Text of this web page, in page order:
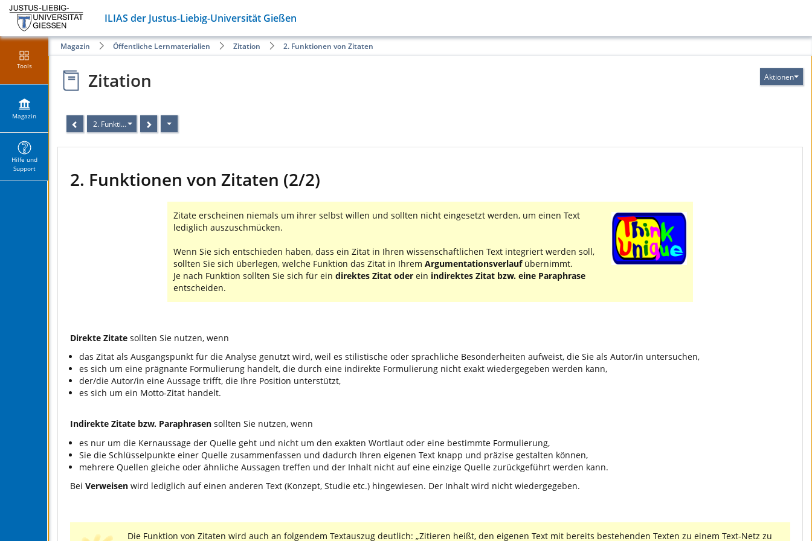
ILIAS der Justus-Liebig-Universität Gießen
Tools
Magazin
Hilfe und
Support
Magazin Öffentliche Lernmaterialien Zitation 2. Funktionen von Zitaten
Aktionen
Zitation
2. Funktionen von Zitaten (2/2)
2. Funktionen von Zitaten (2/2)
Zitate erscheinen niemals um ihrer selbst willen und sollten nicht eingesetzt werden, um einen Text
lediglich auszuschmücken.
Wenn Sie sich entschieden haben, dass ein Zitat in Ihren wissenschaftlichen Text integriert werden soll,
sollten Sie sich überlegen, welche Funktion das Zitat in Ihrem Argumentationsverlaufübernimmt.
Je nach Funktion sollten Sie sich für ein direktes Zitat oder ein indirektes Zitat bzw. eine Paraphrase
entscheiden.
Direkte Zitate sollten Sie nutzen, wenn
das Zitat als Ausgangspunkt für die Analyse genutzt wird, weil es stilistische oder sprachliche Besonderheiten aufweist, die Sie als Autor/in untersuchen,
es sich um eine prägnante Formulierung handelt, die durch eine indirekte Formulierung nicht exakt wiedergegeben werden kann,
der/die Autor/in eine Aussage trifft, die Ihre Position unterstützt,
es sich um ein Motto-Zitat handelt.
Indirekte Zitate bzw. Paraphrasen sollten Sie nutzen, wenn
es nur um die Kernaussage der Quelle geht und nicht um den exakten Wortlaut oder eine bestimmte Formulierung,
Sie die Schlüsselpunkte einer Quelle zusammenfassen und dadurch Ihren eigenen Text knapp und präzise gestalten können,
mehrere Quellen gleiche oder ähnliche Aussagen treffen und der Inhalt nicht auf eine einzige Quelle zurückgeführt werden kann.
Bei Verweisen wird lediglich auf einen anderen Text (Konzept, Studie etc.) hingewiesen. Der Inhalt wird nicht wiedergegeben.
Die Funktion von Zitaten wird auch an folgendem Textauszug deutlich: „Zitieren heißt, den eigenen Text mit bereits bestehenden Texten zu einem Text-Netz zu